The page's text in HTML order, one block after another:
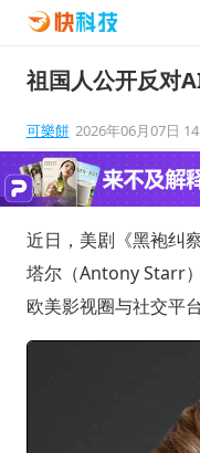
祖国人公开反对
可樂餅 2026年06月07日
近日，美剧《黑袍纠
塔尔（Antony Starr
欧美影视圈与社交平